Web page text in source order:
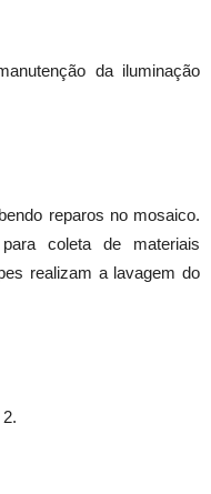
da iluminação
reparos no mosaico.
coleta de materiais
realizam a lavagem do